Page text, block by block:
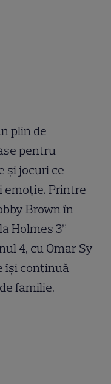
plin de
pentru
și jocuri ce
emoție. Printre
Brown în
Holmes 3”
4, cu Omar Sy
își continuă
familie.